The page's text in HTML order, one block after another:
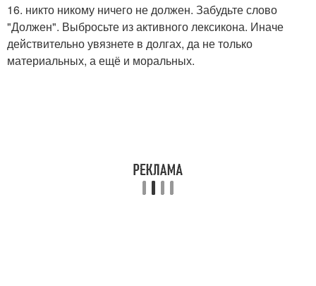
16. никто никому ничего не должен. Забудьте слово
"Должен". Выбросьте из активного лексикона. Иначе
действительно увязнете в долгах, да не только
материальных, а ещё и моральных.